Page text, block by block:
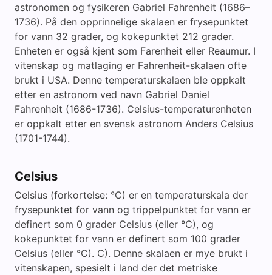
astronomen og fysikeren Gabriel Fahrenheit (1686–
1736). På den opprinnelige skalaen er frysepunktet
for vann 32 grader, og kokepunktet 212 grader.
Enheten er også kjent som Farenheit eller Reaumur. I
vitenskap og matlaging er Fahrenheit-skalaen ofte
brukt i USA. Denne temperaturskalaen ble oppkalt
etter en astronom ved navn Gabriel Daniel
Fahrenheit (1686-1736). Celsius-temperaturenheten
er oppkalt etter en svensk astronom Anders Celsius
(1701-1744).
Celsius
Celsius (forkortelse: °C) er en temperaturskala der
frysepunktet for vann og trippelpunktet for vann er
definert som 0 grader Celsius (eller °C), og
kokepunktet for vann er definert som 100 grader
Celsius (eller °C). C). Denne skalaen er mye brukt i
vitenskapen, spesielt i land der det metriske